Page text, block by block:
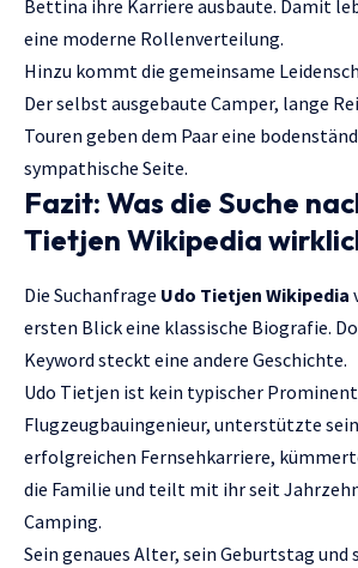
Bettina ihre Karriere ausbaute. Damit
eine moderne Rollenverteilung.
Hinzu kommt die gemeinsame
Der selbst ausgebaute Camper, lange
Touren geben dem Paar eine
sympathische Seite.
Fazit: Was die Suche
Tietjen Wikipedia
Die Suchanfrage Udo Tietjen Wikipedia
ersten Blick eine klassische Biografie.
Keyword steckt eine andere Geschichte.
Udo Tietjen ist kein typischer
Flugzeugbauingenieur, unterstützte
erfolgreichen Fernsehkarriere,
die Familie und teilt mit ihr seit
Camping.
Sein genaues Alter, sein Geburtstag und